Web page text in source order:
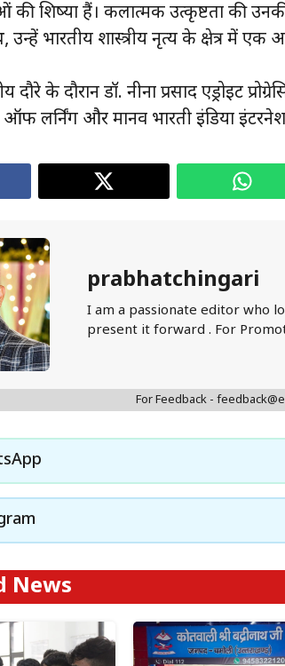
की शिष्या हैं। कलात्मक उत्कृष्टता की
उन्हें भारतीय शास्त्रीय नृत्य के क्षेत्र में
दौरे के दौरान डॉ. नीना प्रसाद एड्रोइट
लर्निंग और मानव भारती इंडिया
prabhatchingari
I am a passionate editor who
present it forward . For
For Feedback -
News